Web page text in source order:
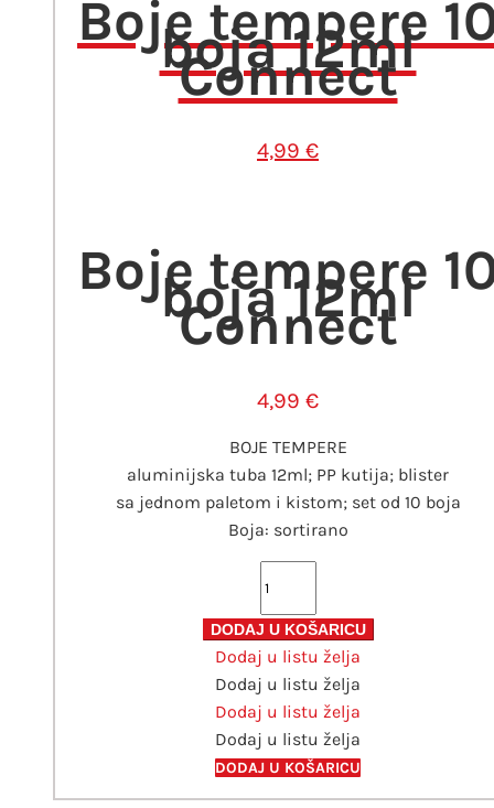
Boje tempere
boja 12ml
Connect
4,99 €
Boje tempere
boja 12ml
Connect
4,99 €
BOJE TEMPERE
aluminijska tuba 12ml; PP kutija; blister
sa jednom paletom i kistom; set od 10 boja
Boja: sortirano
10
boja
12ml
Connect
količina
DODAJ U KOŠARICU
Dodaj u listu želja
Dodaj u listu želja
Dodaj u listu želja
Dodaj u listu želja
DODAJ U KOŠARICU